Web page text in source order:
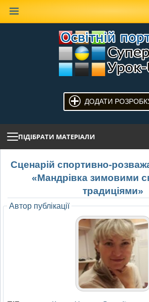
ДОДАТИ
ПІДІБРАТИ МАТЕРІАЛИ
Сценарій спортивно-
«Мандрівка зимовими
традиціями»
Автор публікації